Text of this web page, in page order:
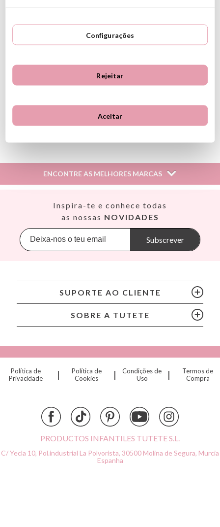
Material: papelão FSC?
Ele contém 30 peças para formar 15 pares
Dimensões da embalagem: 12 x 12 x 12 cm
Estimula a capacidade das crianças de observar e lembrar
da União Europeia
sobre Seguridad General de Productos (GPSR).
30500, Molina de Segura, Murcia
dpd@tutete.com
ENCONTRE AS MELHORES MARCAS
Banwood
BIBS
Cristina de Jos'h
Djeco
Inspira-te e conhece todas
as nossas NOVIDADES
Subscrever
SUPORTE AO CLIENTE
SOBRE A TUTETE
Política de
Privacidade
|
Política de
Cookies
|
Condições de
Uso
|
Termos de
Compra
PRODUCTOS INFANTILES TUTETE S.L.
C/ Yecla 10, Pol.industrial La Polvorista, 30500 Molina de Segura, Murcia
Espanha
Configurações
Rejeitar
Aceitar